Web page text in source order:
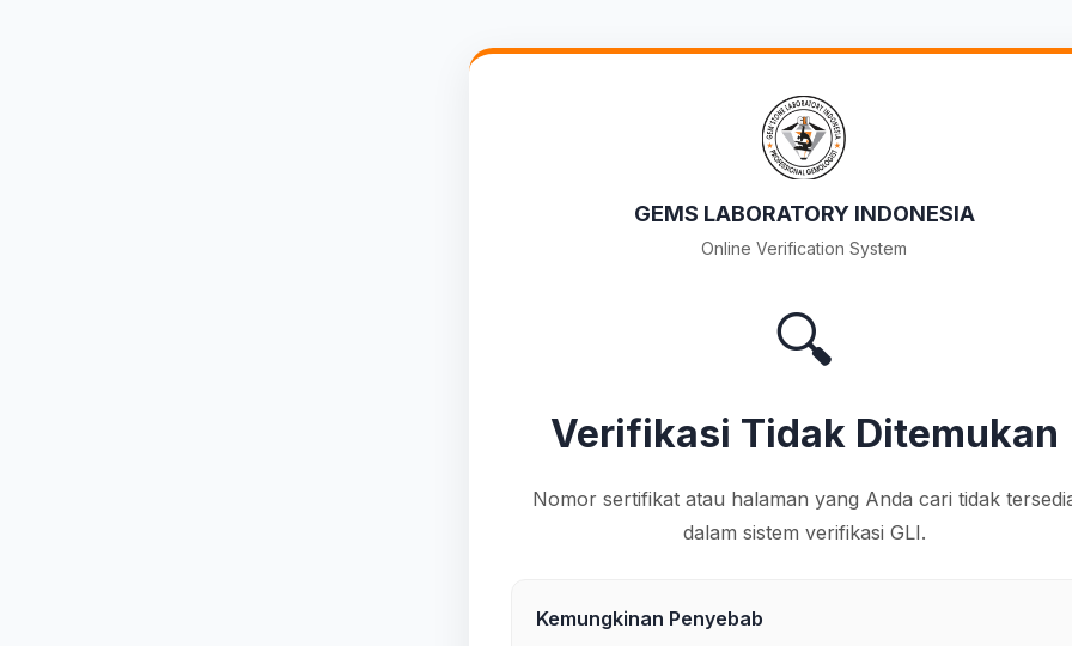
GEMS LABORATORY INDONESIA
Online Verification System
🔍
Verifikasi Tidak Ditemukan
Nomor sertifikat atau halaman yang Anda cari tidak
dalam sistem verifikasi GLI.
Kemungkinan Penyebab